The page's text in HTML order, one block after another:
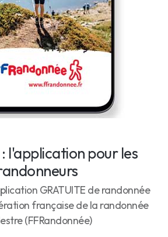
l'application pour les
GRATUITE de randonnée
française de la randonnée
(FFRandonnée)